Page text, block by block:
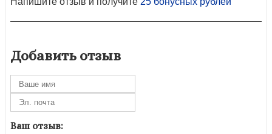
Добавить отзыв
Ваш отзыв: